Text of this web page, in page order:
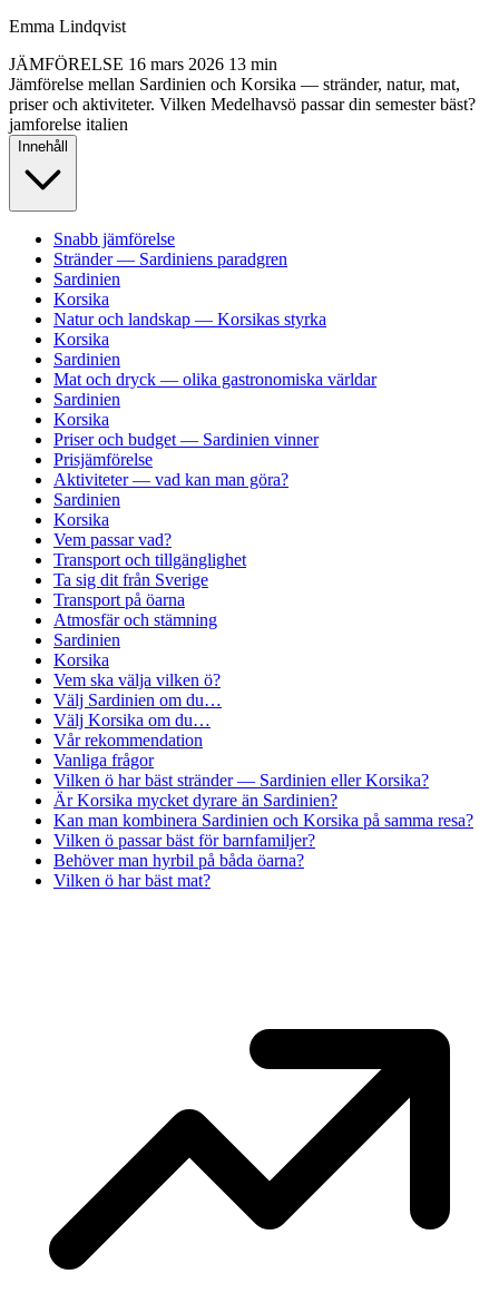
Emma Lindqvist
JÄMFÖRELSE 16 mars 2026 13 min
Jämförelse mellan Sardinien och Korsika — stränder, natur, mat,
priser och aktiviteter. Vilken Medelhavsö passar din semester bäst?
jamforelse italien
Innehåll
Snabb jämförelse
Stränder — Sardiniens paradgren
Sardinien
Korsika
Natur och landskap — Korsikas styrka
Korsika
Sardinien
Mat och dryck — olika gastronomiska världar
Sardinien
Korsika
Priser och budget — Sardinien vinner
Prisjämförelse
Aktiviteter — vad kan man göra?
Sardinien
Korsika
Vem passar vad?
Transport och tillgänglighet
Ta sig dit från Sverige
Transport på öarna
Atmosfär och stämning
Sardinien
Korsika
Vem ska välja vilken ö?
Välj Sardinien om du…
Välj Korsika om du…
Vår rekommendation
Vanliga frågor
Vilken ö har bäst stränder — Sardinien eller Korsika?
Är Korsika mycket dyrare än Sardinien?
Kan man kombinera Sardinien och Korsika på samma resa?
Vilken ö passar bäst för barnfamiljer?
Behöver man hyrbil på båda öarna?
Vilken ö har bäst mat?